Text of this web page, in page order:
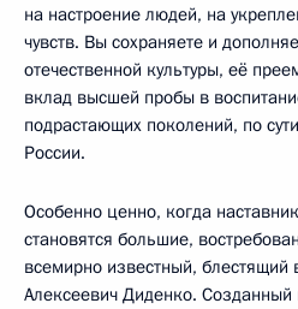
на настроение людей, на
чувств. Вы сохраняете и
отечественной культуры, её
вклад высшей пробы в
подрастающих поколений, по
России.
Особенно ценно, когда
становятся большие,
всемирно известный, блестящий
Алексеевич Диденко.